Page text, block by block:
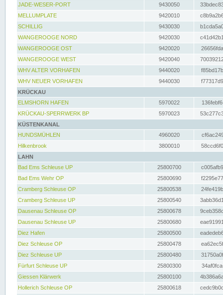
JADE-WESER-PORT
9430050
MELLUMPLATE
9420010
SCHILLIG
9430030
WANGEROOGE NORD
9420030
WANGEROOGE OST
9420020
WANGEROOGE WEST
9420040
WHV ALTER VORHAFEN
9440020
WHV NEUER VORHAFEN
9440030
KRÜCKAU
ELMSHORN HAFEN
5970022
KRÜCKAU-SPERRWERK BP
5970023
KÜSTENKANAL
HUNDSMÜHLEN
4960020
Hilkenbrook
3800010
LAHN
Bad Ems Schleuse UP
25800700
Bad Ems Wehr OP
25800690
Cramberg Schleuse OP
25800538
Cramberg Schleuse UP
25800540
Dausenau Schleuse OP
25800678
Dausenau Schleuse UP
25800680
Diez Hafen
25800500
Diez Schleuse OP
25800478
Diez Schleuse UP
25800480
Fürfurt Schleuse UP
25800300
Giessen Klärwerk
25800100
Hollerich Schleuse OP
25800618